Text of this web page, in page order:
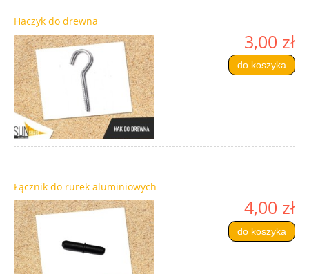
Haczyk do drewna
3,00 zł
do koszyka
Łącznik do rurek aluminiowych
4,00 zł
do koszyka